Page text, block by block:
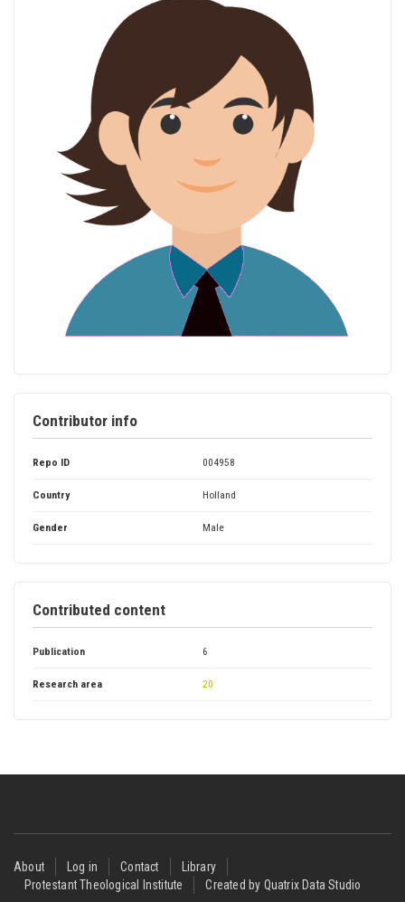
Contributor info
Repo ID 004958
Country Holland
Gender Male
Contributed content
Publication 6
Research area 20
Footer
menu
About Log in Contact
Library
Protestant Theological Institute
Created by Quatrix Data Studio